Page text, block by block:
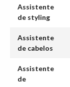
Assistente
de styling
Assistente
de cabelos
Assistente
de